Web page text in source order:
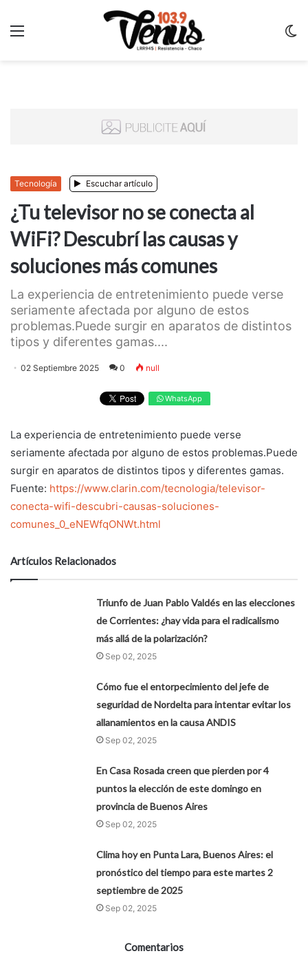
Tecnología Escuchar artículo
¿Tu televisor no se conecta al
WiFi? Descubrí las causas y
soluciones más comunes
La experiencia de entretenimiento puede verse
seriamente afectada por alguno de estos
problemas.Puede surgir en aparatos de distintos
tipos y diferentes gamas....
02 Septiembre 2025 0 null
WhatsApp
La experiencia de entretenimiento puede verse
seriamente afectada por alguno de estos problemas.Puede
surgir en aparatos de distintos tipos y diferentes gamas.
Fuente: https://www.clarin.com/tecnologia/televisor-
conecta-wifi-descubri-causas-soluciones-
comunes_0_eNEWfqONWt.html
Artículos Relacionados
Triunfo de Juan Pablo Valdés en las elecciones
de Corrientes: ¿hay vida para el radicalismo
más allá de la polarización?
Sep 02, 2025
Cómo fue el entorpecimiento del jefe de
seguridad de Nordelta para intentar evitar los
allanamientos en la causa ANDIS
Sep 02, 2025
En Casa Rosada creen que pierden por 4
puntos la elección de este domingo en
provincia de Buenos Aires
Sep 02, 2025
Clima hoy en Punta Lara, Buenos Aires: el
pronóstico del tiempo para este martes 2
septiembre de 2025
Sep 02, 2025
Comentarios